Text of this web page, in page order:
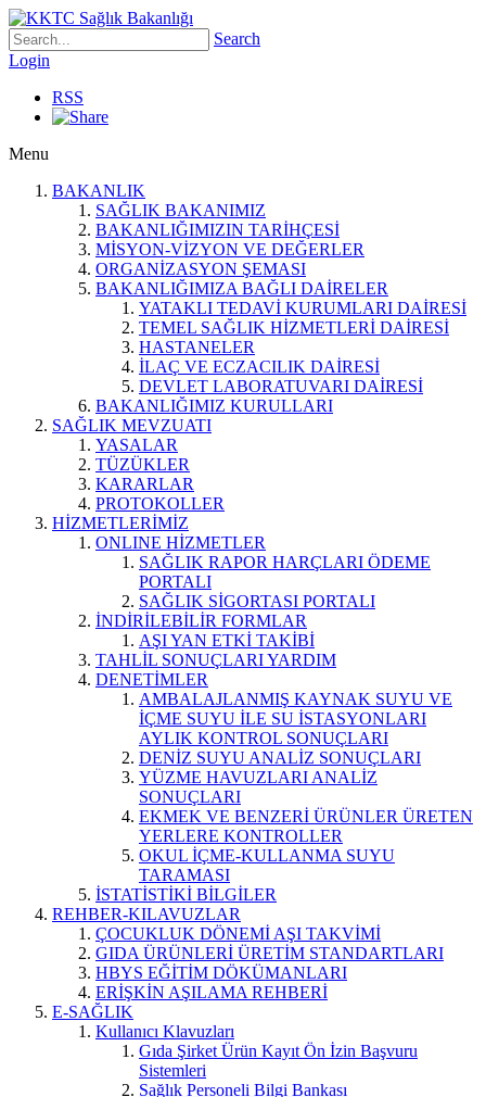
Search
Login
RSS
Menu
BAKANLIK
SAĞLIK BAKANIMIZ
BAKANLIĞIMIZIN TARİHÇESİ
MİSYON-VİZYON VE DEĞERLER
ORGANİZASYON ŞEMASI
BAKANLIĞIMIZA BAĞLI DAİRELER
YATAKLI TEDAVİ KURUMLARI DAİRESİ
TEMEL SAĞLIK HİZMETLERİ DAİRESİ
HASTANELER
İLAÇ VE ECZACILIK DAİRESİ
DEVLET LABORATUVARI DAİRESİ
BAKANLIĞIMIZ KURULLARI
SAĞLIK MEVZUATI
YASALAR
TÜZÜKLER
KARARLAR
PROTOKOLLER
HİZMETLERİMİZ
ONLINE HİZMETLER
SAĞLIK RAPOR HARÇLARI ÖDEME
PORTALI
SAĞLIK SİGORTASI PORTALI
İNDİRİLEBİLİR FORMLAR
AŞI YAN ETKİ TAKİBİ
TAHLİL SONUÇLARI YARDIM
DENETİMLER
AMBALAJLANMIŞ KAYNAK SUYU VE
İÇME SUYU İLE SU İSTASYONLARI
AYLIK KONTROL SONUÇLARI
DENİZ SUYU ANALİZ SONUÇLARI
YÜZME HAVUZLARI ANALİZ
SONUÇLARI
EKMEK VE BENZERİ ÜRÜNLER ÜRETEN
YERLERE KONTROLLER
OKUL İÇME-KULLANMA SUYU
TARAMASI
İSTATİSTİKİ BİLGİLER
REHBER-KILAVUZLAR
ÇOCUKLUK DÖNEMİ AŞI TAKVİMİ
GIDA ÜRÜNLERİ ÜRETİM STANDARTLARI
HBYS EĞİTİM DÖKÜMANLARI
ERİŞKİN AŞILAMA REHBERİ
E-SAĞLIK
Kullanıcı Klavuzları
Gıda Şirket Ürün Kayıt Ön İzin Başvuru
Sistemleri
Sağlık Personeli Bilgi Bankası